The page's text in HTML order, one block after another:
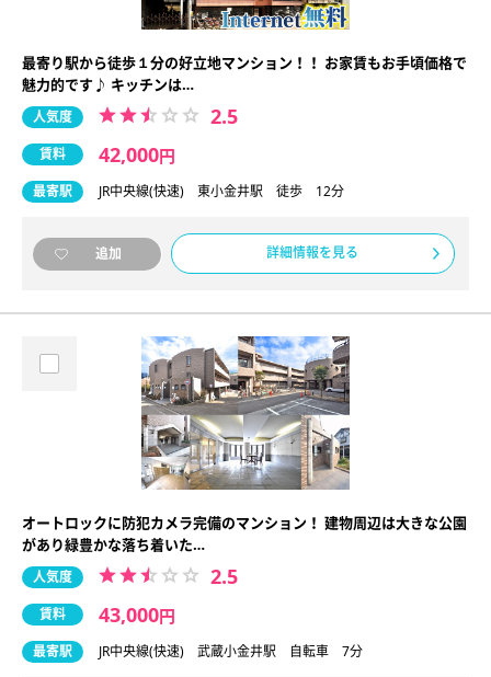
最寄り駅から徒歩１分の好立地マンション！！ お家賃もお手頃価格で
魅力的です♪ キッチンは…
人気度 2.5
賃料 42,000円
最寄駅 JR中央線(快速) 東小金井駅 徒歩 12分
追加 詳細情報を見る
オートロックに防犯カメラ完備のマンション！ 建物周辺は大きな公園
があり緑豊かな落ち着いた…
人気度 2.5
賃料 43,000円
最寄駅 JR中央線(快速) 武蔵小金井駅 自転車 7分